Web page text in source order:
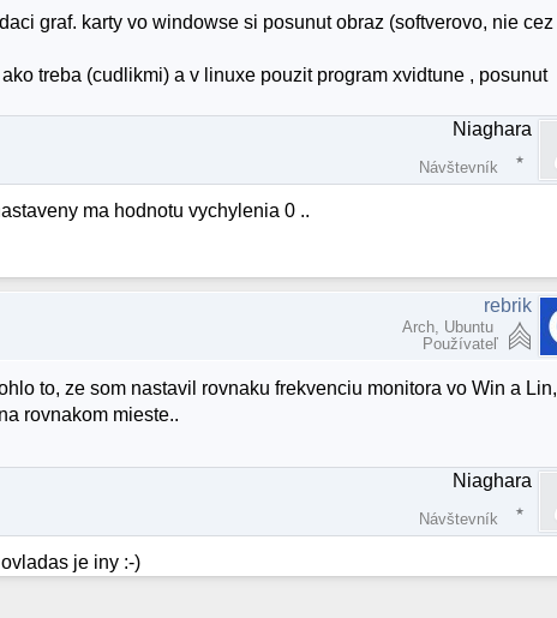
graf. karty vo windowse si posunut obraz (softverovo, nie cez
treba (cudlikmi) a v linuxe pouzit program xvidtune , posunut
Niaghara
Návštevník
ma hodnotu vychylenia 0 ..
rebrik
Arch, Ubuntu
Používateľ
to, ze som nastavil rovnaku frekvenciu monitora vo Win a Lin,
rovnakom mieste..
Niaghara
Návštevník
je iny :-)